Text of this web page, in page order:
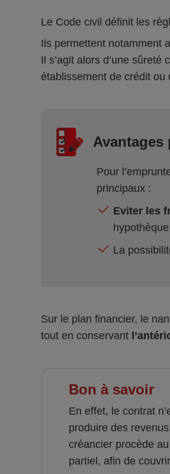
Le Code civil définit les
Ils permettent notamment
Il s’agit alors d’une sûreté
établissement de crédit ou
Pour
principaux :
Eviter les
La
Sur le plan financier, le
tout en conservant
Bon à savoir
En effet, le contrat
produire des
créancier procède
partiel, afin de